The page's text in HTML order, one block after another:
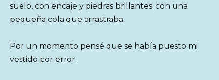
suelo, con encaje y piedras brillantes, con una
pequeña cola que arrastraba.
Por un momento pensé que se había puesto mi
vestido por error.